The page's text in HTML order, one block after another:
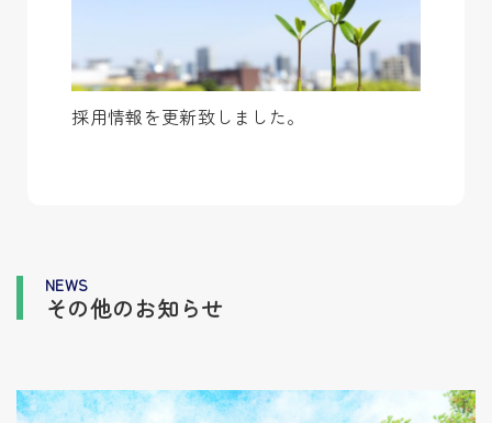
採用情報を更新致しました。
NEWS
その他のお知らせ